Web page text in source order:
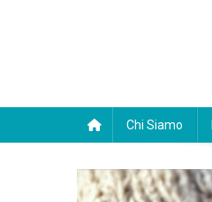
Chi Siamo